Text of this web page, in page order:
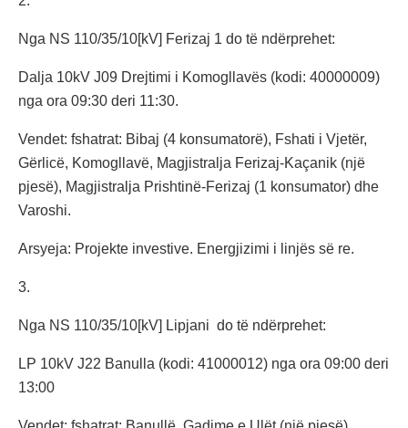
Nga NS 110/35/10[kV] Ferizaj 1 do të ndërprehet:
Dalja 10kV J09 Drejtimi i Komogllavës (kodi: 40000009)
nga ora 09:30 deri 11:30.
Vendet: fshatrat: Bibaj (4 konsumatorë), Fshati i Vjetër,
Gërlicë, Komogllavë, Magjistralja Ferizaj-Kaçanik (një
pjesë), Magjistralja Prishtinë-Ferizaj (1 konsumator) dhe
Varoshi.
Arsyeja: Projekte investive. Energjizimi i linjës së re.
3.
Nga NS 110/35/10[kV] Lipjani do të ndërprehet:
LP 10kV J22 Banulla (kodi: 41000012) nga ora 09:00 deri
13:00